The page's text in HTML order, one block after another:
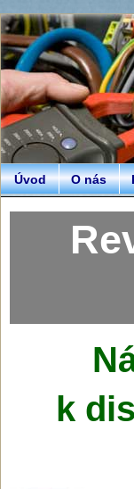
Úvod O nás
k